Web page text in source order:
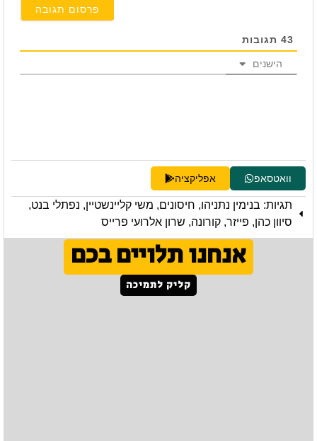
43 תגובות
הישנים
וואטסאפ אפליקציה
תגיות: בנימין נתניהו, חיסונים, משי קליינשטיין, נפתלי בנט,
סיוון כהן, פייזר, קורונה, שרון אלרועי פרייס
אנחנו תלויים בכם
קליק לתמיכה